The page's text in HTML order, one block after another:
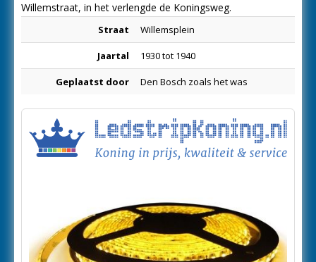
Willemstraat, in het verlengde de Koningsweg.
Straat Willemsplein
Jaartal 1930 tot 1940
Geplaatst door Den Bosch zoals het was